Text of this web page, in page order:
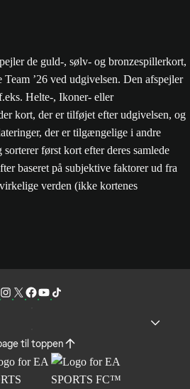
de guld-, sølv- og bronzespillerkort,
’26 ved udgivelsen. Den afspejler
Helte-, Ikoner- eller
kort, der er tilføjet efter udgivelsen, og
der er tilgængelige i andre
først kort efter deres samlede
baseret på subjektive faktorer ud fra
verden (ikke kortenes
til toppen